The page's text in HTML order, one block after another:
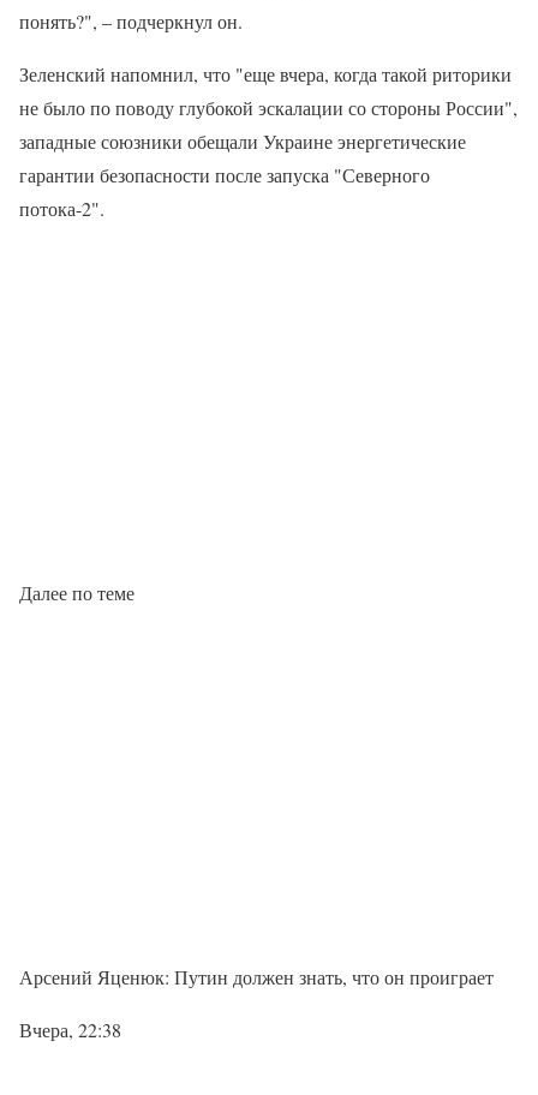
понять?", – подчеркнул он.
Зеленский напомнил, что "еще вчера, когда такой риторики
не было по поводу глубокой эскалации со стороны России",
западные союзники обещали Украине энергетические
гарантии безопасности после запуска "Северного
потока-2".
Далее по теме
Арсений Яценюк: Путин должен знать, что он проиграет
Вчера, 22:38